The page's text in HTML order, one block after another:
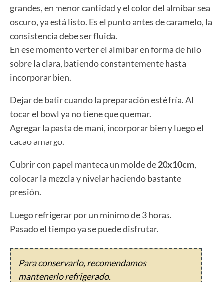
grandes, en menor cantidad y el color del almíbar sea
oscuro, ya está listo. Es el punto antes de caramelo, la
consistencia debe ser fluida.
En ese momento verter el almíbar en forma de hilo
sobre la clara, batiendo constantemente hasta
incorporar bien.
Dejar de batir cuando la preparación esté fría. Al
tocar el bowl ya no tiene que quemar.
Agregar la pasta de maní, incorporar bien y luego el
cacao amargo.
Cubrir con papel manteca un molde de20x10cm,
colocar la mezcla y nivelar haciendo bastante
presión.
Luego refrigerar por un mínimo de 3 horas.
Pasado el tiempo ya se puede disfrutar.
Para conservarlo, recomendamos
mantenerlo refrigerado.